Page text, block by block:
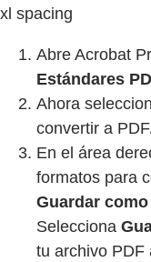
xl spacing
Abre Acrobat
Estándares
Ahora
convertir a
En el área
formatos para
Guardar como
Selecciona
tu archivo PDF